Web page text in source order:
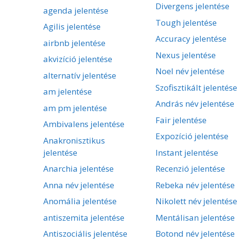
agenda jelentése
Agilis jelentése
airbnb jelentése
akvizíció jelentése
alternatív jelentése
am jelentése
am pm jelentése
Ambivalens jelentése
Anakronisztikus
jelentése
Anarchia jelentése
Anna név jelentése
Anomália jelentése
antiszemita jelentése
Antiszociális jelentése
Divergens jelentése
Tough jelentése
Accuracy jelentése
Nexus jelentése
Noel név jelentése
Szofisztikált jelentése
András név jelentése
Fair jelentése
Expozíció jelentése
Instant jelentése
Recenzió jelentése
Rebeka név jelentése
Nikolett név jelentése
Mentálisan jelentése
Botond név jelentése